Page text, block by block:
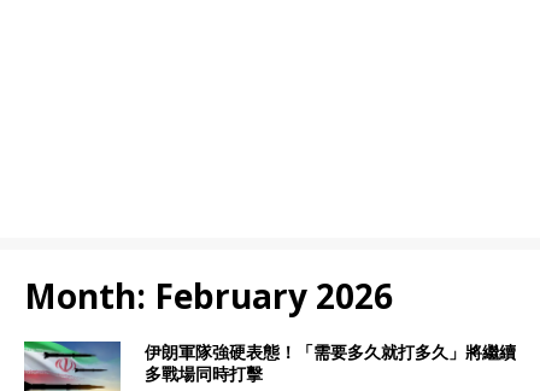
Month: February 2026
伊朗軍隊強硬表態！「需要多久就打多久」將繼續
多戰場同時打擊